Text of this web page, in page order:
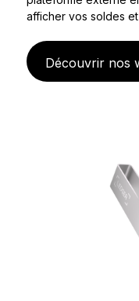
Le
Ledger
Ledger
Solution à
afficher vos soldes
Découvrir nos